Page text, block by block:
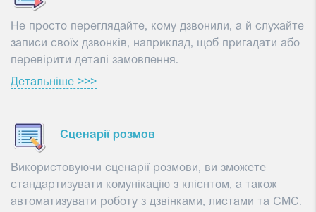
Не просто переглядайте, кому дзвонили, а й слухайте
записи своїх дзвонків, наприклад, щоб пригадати або
перевірити деталі замовлення.
Детальніше >>>
Сценарії розмов
Використовуючи сценарії розмови, ви зможете
стандартизувати комунікацію з клієнтом, а також
автоматизувати роботу з дзвінками, листами та СМС.